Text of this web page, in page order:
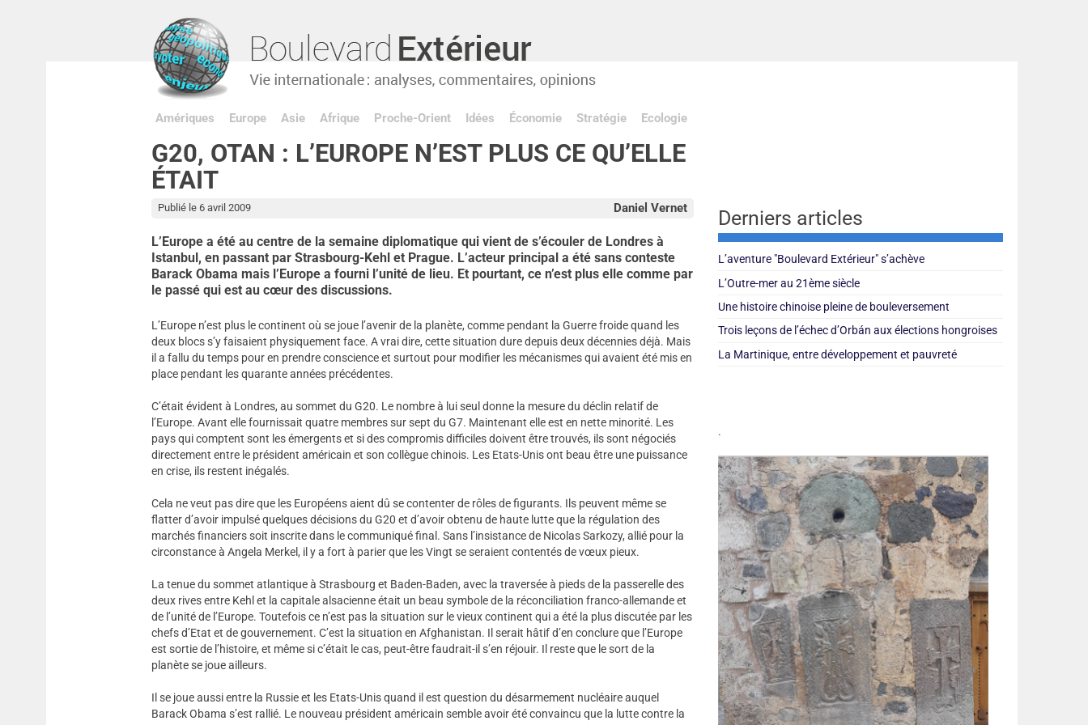
Amériques Europe Asie Afrique Proche-Orient Idées Économie Stratégie Ecologie
G20, OTAN : L’EUROPE N’EST PLUS CE QU’ELLE
ÉTAIT
Daniel Vernet
Publié le 6 avril 2009
L’Europe a été au centre de la semaine diplomatique qui vient de s’écouler de Londres à
Istanbul, en passant par Strasbourg-Kehl et Prague. L’acteur principal a été sans conteste
Barack Obama mais l’Europe a fourni l’unité de lieu. Et pourtant, ce n’est plus elle comme par
le passé qui est au cœur des discussions.
L’Europe n’est plus le continent où se joue l’avenir de la planète, comme pendant la Guerre froide quand les
deux blocs s’y faisaient physiquement face. A vrai dire, cette situation dure depuis deux décennies déjà. Mais
il a fallu du temps pour en prendre conscience et surtout pour modifier les mécanismes qui avaient été mis en
place pendant les quarante années précédentes.
C’était évident à Londres, au sommet du G20. Le nombre à lui seul donne la mesure du déclin relatif de
l’Europe. Avant elle fournissait quatre membres sur sept du G7. Maintenant elle est en nette minorité. Les
pays qui comptent sont les émergents et si des compromis difficiles doivent être trouvés, ils sont négociés
directement entre le président américain et son collègue chinois. Les Etats-Unis ont beau être une puissance
en crise, ils restent inégalés.
Cela ne veut pas dire que les Européens aient dû se contenter de rôles de figurants. Ils peuvent même se
flatter d’avoir impulsé quelques décisions du G20 et d’avoir obtenu de haute lutte que la régulation des
marchés financiers soit inscrite dans le communiqué final. Sans l’insistance de Nicolas Sarkozy, allié pour la
circonstance à Angela Merkel, il y a fort à parier que les Vingt se seraient contentés de vœux pieux.
La tenue du sommet atlantique à Strasbourg et Baden-Baden, avec la traversée à pieds de la passerelle des
deux rives entre Kehl et la capitale alsacienne était un beau symbole de la réconciliation franco-allemande et
de l’unité de l’Europe. Toutefois ce n’est pas la situation sur le vieux continent qui a été la plus discutée par les
chefs d’Etat et de gouvernement. C’est la situation en Afghanistan. Il serait hâtif d’en conclure que l’Europe
est sortie de l’histoire, et même si c’était le cas, peut-être faudrait-il s’en réjouir. Il reste que le sort de la
planète se joue ailleurs.
Il se joue aussi entre la Russie et les Etats-Unis quand il est question du désarmement nucléaire auquel
Barack Obama s’est rallié. Le nouveau président américain semble avoir été convaincu que la lutte contre la
Derniers articles
L’aventure "Boulevard Extérieur" s’achève
L’Outre-mer au 21ème siècle
Une histoire chinoise pleine de bouleversement
Trois leçons de l’échec d’Orbán aux élections hongroises
La Martinique, entre développement et pauvreté
.